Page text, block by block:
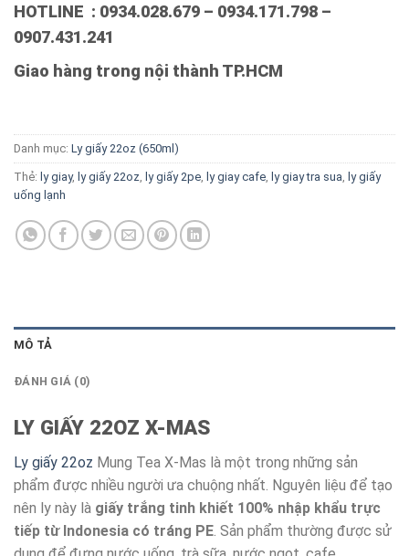
HOTLINE : 0934.028.679 – 0934.171.798 –
0907.431.241
Giao hàng trong nội thành TP.HCM
Danh mục: Ly giấy 22oz (650ml)
Thẻ: ly giay, ly giấy 22oz ly giấy 2pe ly giay cafe ly giay tra sua ly giấy
uống lạnh
MÔ TẢ
ĐÁNH GIÁ (0)
LY GIẤY 22OZ X-MAS
Ly giấy 22oz Mung Tea X-Mas là một trong những sản
phẩm được nhiều người ưa chuộng nhất. Nguyên liệu để tạo
nên ly này là giấy trắng tinh khiết 100% nhập khẩu trực
tiếp từ Indonesia có tráng PE. Sản phẩm thường được sử